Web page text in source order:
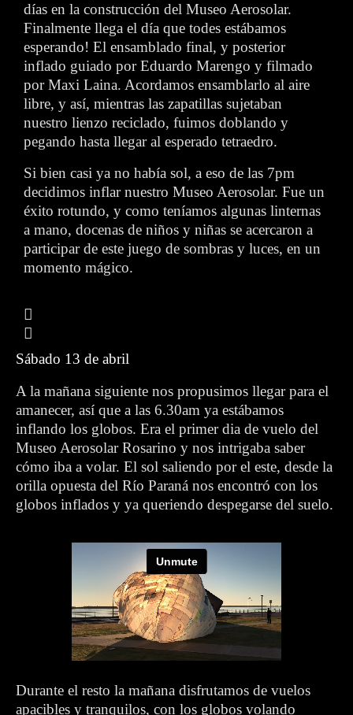
días en la construcción del Museo Aerosolar.
Finalmente llega el día que todes estábamos
esperando! El ensamblado final, y posterior
inflado guiado por Eduardo Marengo y filmado
por Maxi Laina. Acordamos ensamblarlo al aire
libre, y así, mientras las zapatillas sujetaban
nuestro lienzo reciclado, fuimos doblando y
pegando hasta llegar al esperado tetraedro.
Si bien casi ya no había sol, a eso de las 7pm
decidimos inflar nuestro Museo Aerosolar. Fue un
éxito rotundo, y como teníamos algunas linternas
a mano, docenas de niños y niñas se acercaron a
participar de este juego de sombras y luces, en un
momento mágico.
Sábado 13 de abril
A la mañana siguiente nos propusimos llegar para el
amanecer, así que a las 6.30am ya estábamos
inflando los globos. Era el primer dia de vuelo del
Museo Aerosolar Rosarino y nos intrigaba saber
cómo iba a volar. El sol saliendo por el este, desde la
orilla opuesta del Río Paraná nos encontró con los
globos inflados y ya queriendo despegarse del suelo.
Durante el resto la mañana disfrutamos de vuelos
apacibles y tranquilos, con los globos volando